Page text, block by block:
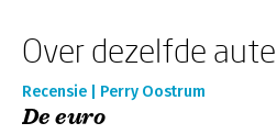
Over dezelfde
Recensie | Perry Oostrum
De euro